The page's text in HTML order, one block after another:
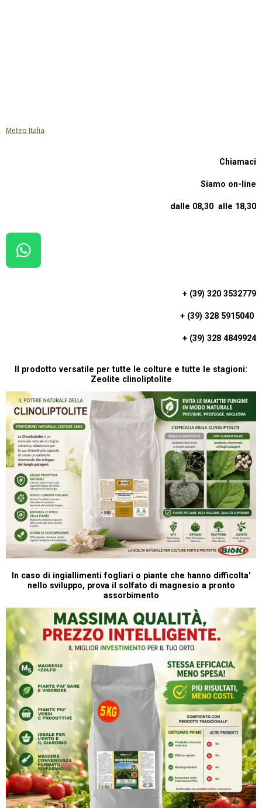
Meteo Italia
Chiamaci
Siamo on-line
dalle 08,30 alle 18,30
W
H
P
+ (39) 320 3532779
+ (39) 328 5915040
+ (39) 328 4849924
Il prodotto versatile per tutte le colture e tutte le stagioni:
Zeolite clinoliptolite
In caso di ingiallimenti fogliari o piante che hanno difficolta'
nello sviluppo, prova il solfato di magnesio a pronto
assorbimento